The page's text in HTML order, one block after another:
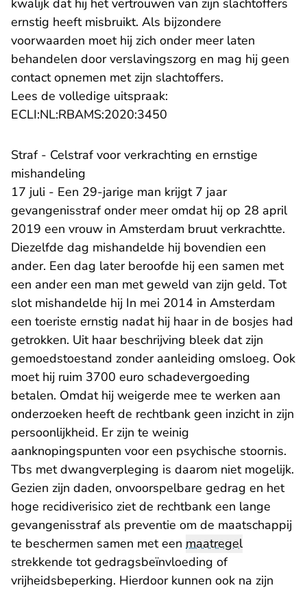
kwalijk dat hij het vertrouwen van zijn slachtoffers
ernstig heeft misbruikt. Als bijzondere
voorwaarden moet hij zich onder meer laten
behandelen door verslavingszorg en mag hij geen
contact opnemen met zijn slachtoffers.
Lees de volledige uitspraak:
ECLI:NL:RBAMS:2020:3450
Straf - Celstraf voor verkrachting en ernstige
mishandeling
17 juli - Een 29-jarige man krijgt 7 jaar
gevangenisstraf onder meer omdat hij op 28 april
2019 een vrouw in Amsterdam bruut verkrachtte.
Diezelfde dag mishandelde hij bovendien een
ander. Een dag later beroofde hij een samen met
een ander een man met geweld van zijn geld. Tot
slot mishandelde hij In mei 2014 in Amsterdam
een toeriste ernstig nadat hij haar in de bosjes had
getrokken. Uit haar beschrijving bleek dat zijn
gemoedstoestand zonder aanleiding omsloeg. Ook
moet hij ruim 3700 euro schadevergoeding
betalen. Omdat hij weigerde mee te werken aan
onderzoeken heeft de rechtbank geen inzicht in zijn
persoonlijkheid. Er zijn te weinig
aanknopingspunten voor een psychische stoornis.
Tbs met dwangverpleging is daarom niet mogelijk.
Gezien zijn daden, onvoorspelbare gedrag en het
hoge recidiverisico ziet de rechtbank een lange
gevangenisstraf als preventie om de maatschappij
te beschermen samen met een maatregel
strekkende tot gedragsbeïnvloeding of
vrijheidsbeperking. Hierdoor kunnen ook na zijn